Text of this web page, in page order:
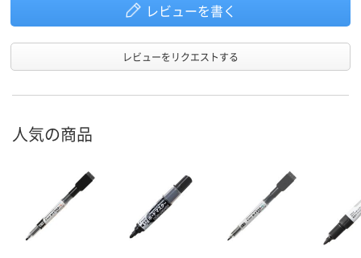
レビューを書く
レビューをリクエストする
人気の商品